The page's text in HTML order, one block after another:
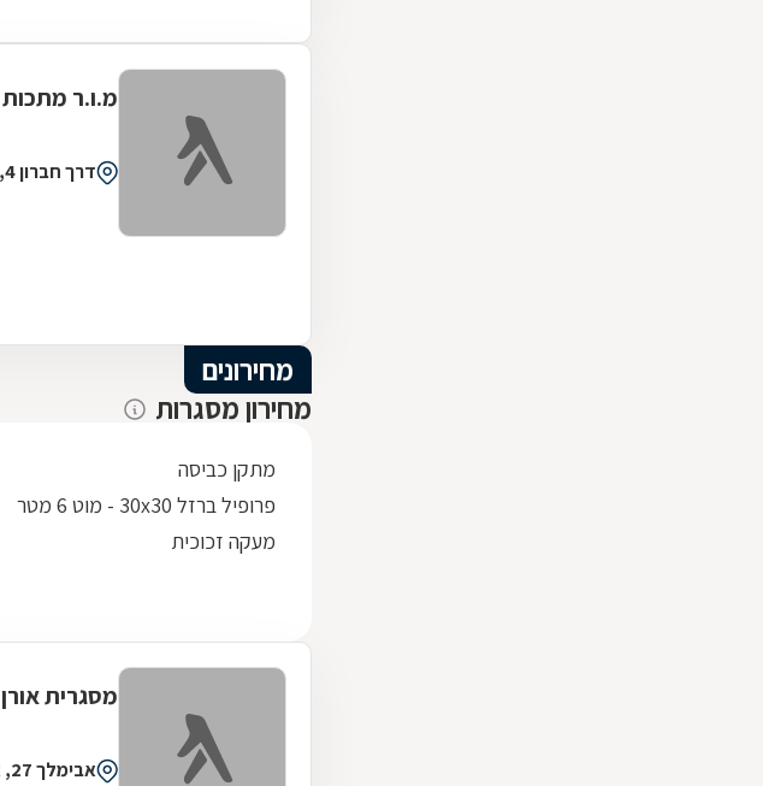
מ.ו.ר מתכות
דרך חברון 4, מקס אמות באר שבע
מחירונים
מחירון מסגרות
מתקן כביסה
פרופיל ברזל 30x30 - מוט 6 מטר
מעקה זכוכית
מסגרית אורן
אבימלך 27, אשקלון